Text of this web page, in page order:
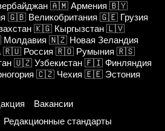
🇦🇲 Армения 🇧🇾
🇬🇧 Великобритания 🇬🇪 Грузия
🇰🇬 Кыргызстан 🇱🇻
Молдавия 🇳🇿 Новая Зеландия
🇷🇺 Россия 🇷🇴 Румыния 🇷🇸
🇺🇿 Узбекистан 🇫🇮 Финляндия
🇨🇿 Чехия 🇪🇪 Эстония
Вакансии
Редакционные стандарты